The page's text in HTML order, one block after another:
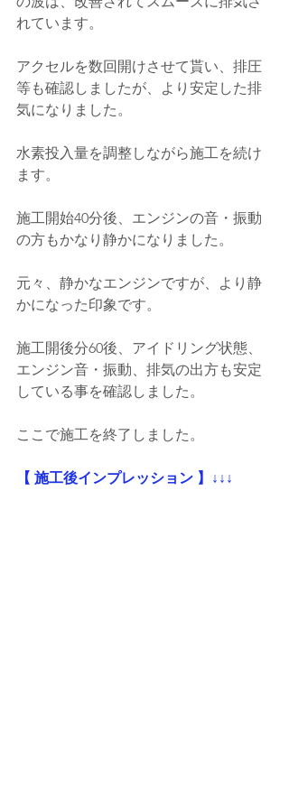
れています。
アクセルを数回開けさせて貰い、排圧
等も確認しましたが、より安定した排
気になりました。
水素投入量を調整しながら施工を続け
ます。
施工開始40分後、エンジンの音・振動
の方もかなり静かになりました。
元々、静かなエンジンですが、より静
かになった印象です。
施工開後分60後、 アイドリング状態、
エンジン音・振動、排気の出方も安定
している事を確認しました。
ここで施工を終了しました。
【 施工後インプレッション 】↓↓↓